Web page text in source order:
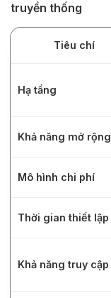
truyền thống
Tiêu chí
Hạ tầng
Khả năng mở rộng
Mô hình chi phí
Thời gian thiết lập
Khả năng truy cập